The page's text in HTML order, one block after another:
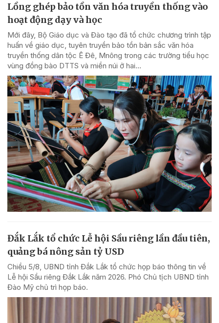
Lồng ghép bảo tồn văn hóa truyền thống vào
hoạt động dạy và học
Mới đây, Bộ Giáo dục và Đào tạo đã tổ chức chương trình tập
huấn về giáo dục, tuyên truyền bảo tồn bản sắc văn hóa
truyền thống dân tộc Ê Đê, Mnông trong các trường tiểu học
vùng đồng bào DTTS và miền núi ở hai...
Đắk Lắk tổ chức Lễ hội Sầu riêng lần đầu tiên,
quảng bá nông sản tỷ USD
Chiều 5/8, UBND tỉnh Đắk Lắk tổ chức họp báo thông tin về
Lễ hội Sầu riêng Đắk Lắk năm 2026. Phó Chủ tịch UBND tỉnh
Đào Mỹ chủ trì họp báo.